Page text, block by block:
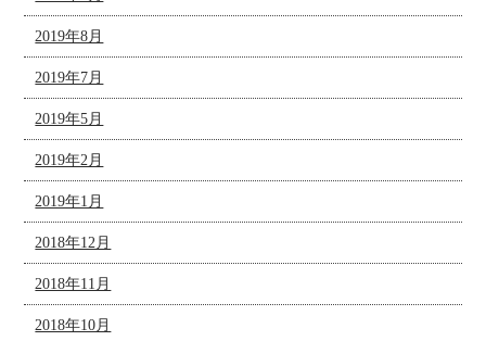
2019年8月
2019年7月
2019年5月
2019年2月
2019年1月
2018年12月
2018年11月
2018年10月